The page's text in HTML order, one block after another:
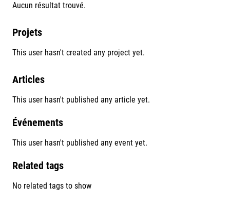
Aucun résultat trouvé.
Projets
This user hasn't created any project yet.
Articles
This user hasn't published any article yet.
Événements
This user hasn't published any event yet.
Related tags
No related tags to show